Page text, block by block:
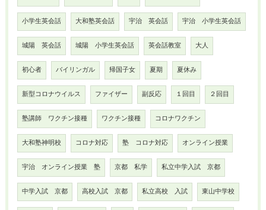
小学生英会話 大和塾英会話 宇治 英会話 宇治 小学生英会話
城陽 英会話 城陽 小学生英会話 英会話教室 大人
初心者 バイリンガル 帰国子女 夏期 夏休み
新型コロナウイルス ファイザー 副反応 １回目 ２回目
塾講師 ワクチン接種 ワクチン接種 コロナワクチン
大和塾神明校 コロナ対応 塾 コロナ対応 オンライン授業
宇治 オンライン授業 塾 京都 私学 私立中学入試 京都
中学入試 京都 高校入試 京都 私立高校 入試 東山中学校